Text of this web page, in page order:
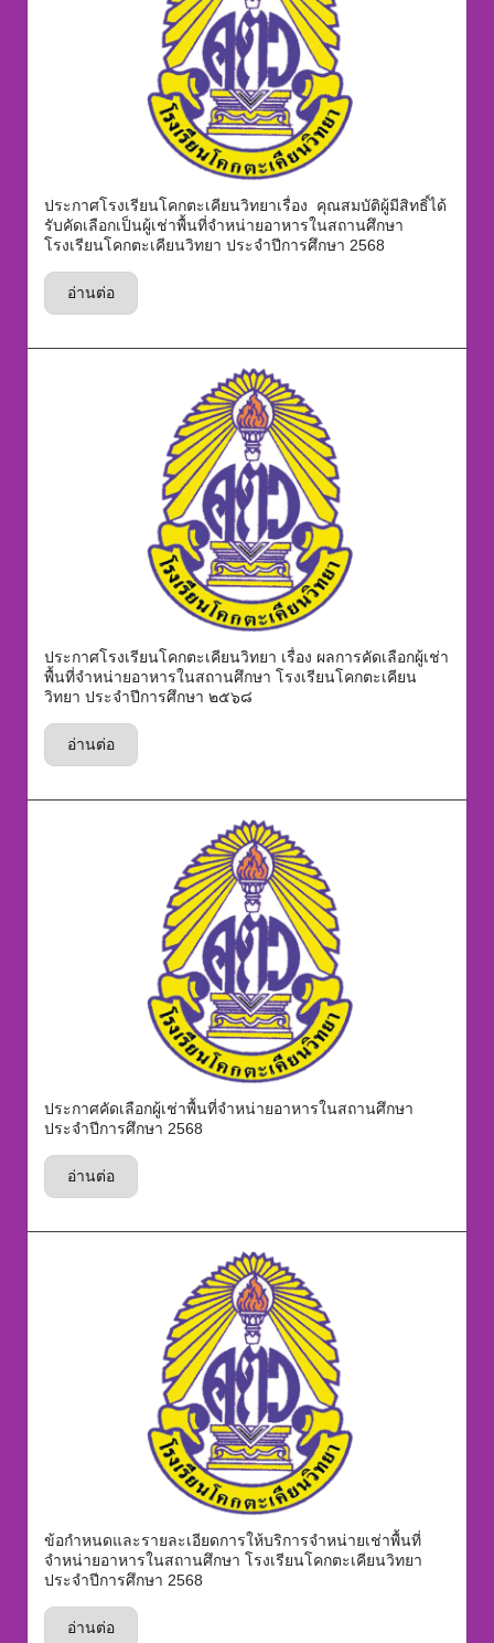
ประกาศโรงเรียนโคกตะเคียนวิทยาเรื่อง คุณสมบัติผู้มีสิทธิ์ได้
รับคัดเลือกเป็นผู้เช่าพื้นที่จำหน่ายอาหารในสถานศึกษา
โรงเรียนโคกตะเคียนวิทยา ประจำปีการศึกษา 2568
อ่านต่อ
ประกาศโรงเรียนโคกตะเคียนวิทยา เรื่อง ผลการคัดเลือกผู้เช่า
พื้นที่จำหน่ายอาหารในสถานศึกษา โรงเรียนโคกตะเคียน
วิทยา ประจำปีการศึกษา ๒๕๖๘
อ่านต่อ
ประกาศคัดเลือกผู้เช่าพื้นที่จำหน่ายอาหารในสถานศึกษา
ประจำปีการศึกษา 2568
อ่านต่อ
ข้อกำหนดและรายละเอียดการให้บริการจำหน่ายเช่าพื้นที่
จำหน่ายอาหารในสถานศึกษา โรงเรียนโคกตะเคียนวิทยา
ประจำปีการศึกษา 2568
อ่านต่อ